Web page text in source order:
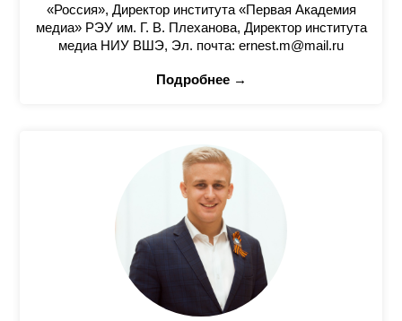
«Россия», Директор института «Первая Академия
медиа» РЭУ им. Г. В. Плеханова, Директор института
медиа НИУ ВШЭ, Эл. почта: ernest.m@mail.ru
Подробнее →